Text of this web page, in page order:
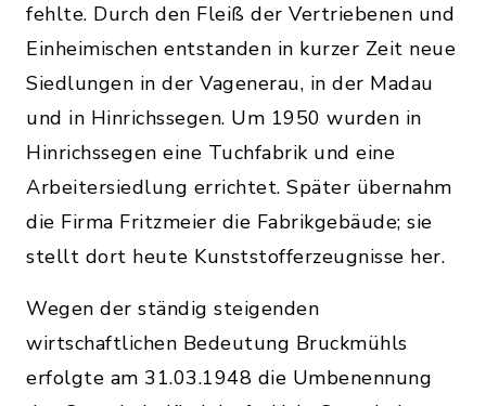
fehlte. Durch den Fleiß der Vertriebenen und
Einheimischen entstanden in kurzer Zeit neue
Siedlungen in der Vagenerau, in der Madau
und in Hinrichssegen. Um 1950 wurden in
Hinrichssegen eine Tuchfabrik und eine
Arbeitersiedlung errichtet. Später übernahm
die Firma Fritzmeier die Fabrikgebäude; sie
stellt dort heute Kunststofferzeugnisse her.
Wegen der ständig steigenden
wirtschaftlichen Bedeutung Bruckmühls
erfolgte am 31.03.1948 die Umbenennung